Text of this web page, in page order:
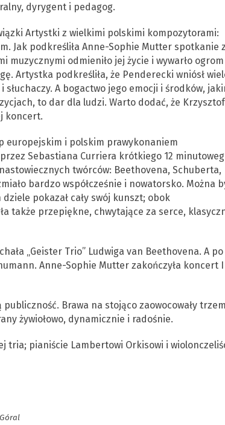
dyrygent i pedagog.
Artystki z wielkimi polskimi kompozytorami:
Jak podkreśliła Anne-Sophie Mutter spotkanie
muzycznymi odmieniło jej życie i wywarło
Artystka podkreśliła, że Penderecki wniósł
słuchaczy. A bogactwo jego emocji i środków,
to dar dla ludzi. Warto dodać, że Krzysztof
koncert.
europejskim i polskim prawykonaniem
Sebastiana Curriera krótkiego 12
twórców: Beethovena, Schuberta,
bardzo współcześnie i nowatorsko. Można
pokazał cały swój kunszt; obok
także przepiękne, chwytające za serce,
„Geister Trio” Ludwiga van Beethovena. A po
Anne-Sophie Mutter zakończyła koncert
Brawa na stojąco zaowocowały
żywiołowo, dynamicznie i radośnie.
tria; pianiście Lambertowi Orkisowi i